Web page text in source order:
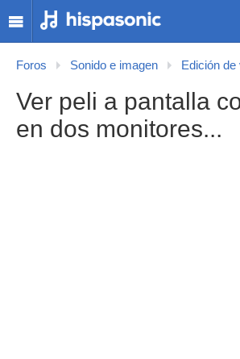
Foros Sonido e imagen Edición de
Ver peli a pantalla
en dos monitores...